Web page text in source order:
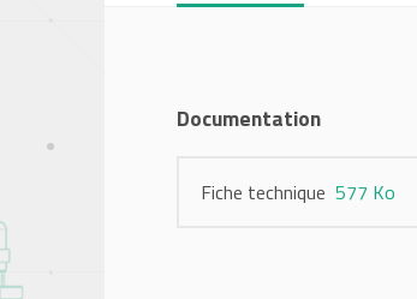
Documentation
Fiche technique 577 Ko